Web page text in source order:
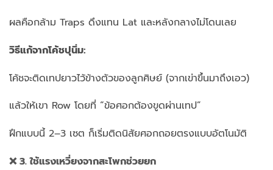
ผลคือกล้าม Traps ดึงแทน Lat และหลังกลางไม่โดนเลย
วิธีแก้จากโค้ชปุนิ่ม:
โค้ชจะติดเทปยาวไว้ข้างตัวของลูกศิษย์ (จากเข่าขึ้นมาถึงเอว)
แล้วให้เขา Row โดยที่ “ข้อศอกต้องขูดผ่านเทป”
ฝึกแบบนี้ 2–3 เซต ก็เริ่มติดนิสัยศอกถอยตรงแบบอัตโนมัติ
❌ 3. ใช้แรงเหวี่ยงจากสะโพกช่วยยก